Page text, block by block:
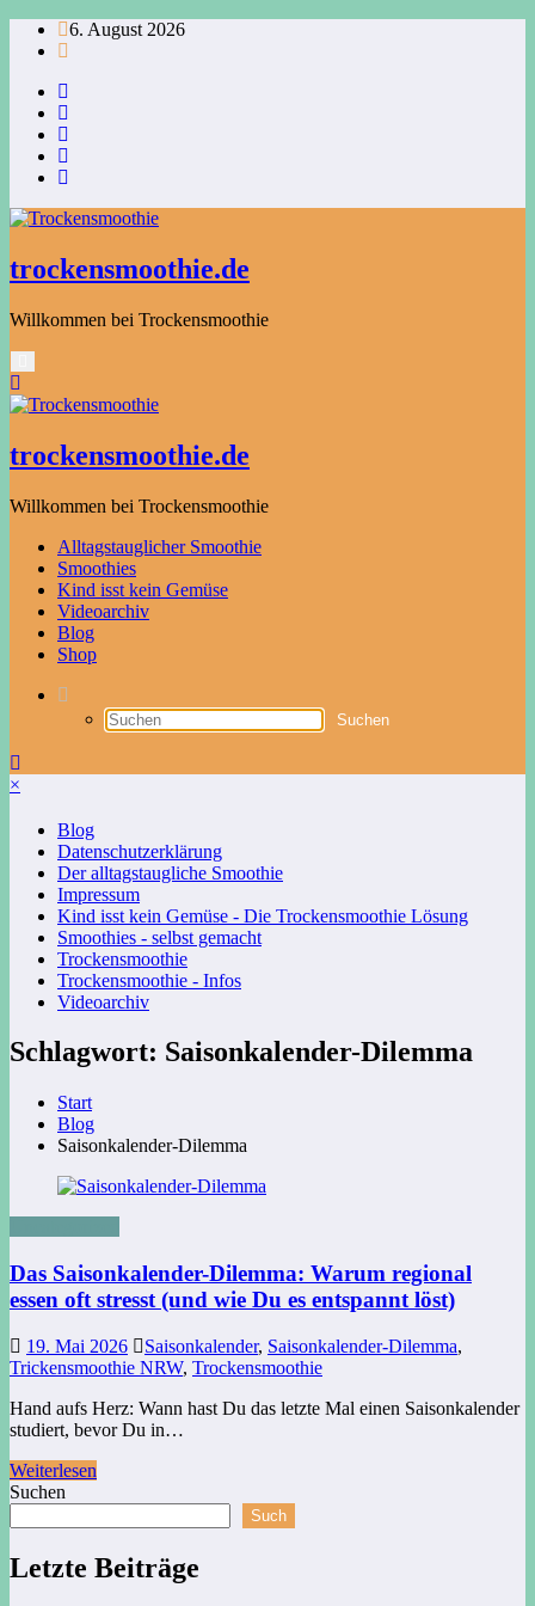
Zum
Inhalt
6. August 2026
trockensmoothie.de
Willkommen bei Trockensmoothie
trockensmoothie.de
Willkommen bei Trockensmoothie
Alltagstauglicher Smoothie
Smoothies
Kind isst kein Gemüse
Videoarchiv
Blog
Shop
×
Blog
Datenschutzerklärung
Der alltagstaugliche Smoothie
Impressum
Kind isst kein Gemüse - Die Trockensmoothie Lösung
Smoothies - selbst gemacht
Trockensmoothie
Trockensmoothie - Infos
Videoarchiv
Schlagwort: Saisonkalender-Dilemma
Start
Blog
Saisonkalender-Dilemma
Das Saisonkalender-Dilemma: Warum regional
essen oft stresst (und wie Du es entspannt löst)
19. Mai 2026 Saisonkalender, Saisonkalender-Dilemma,
Trickensmoothie NRW, Trockensmoothie
Hand aufs Herz: Wann hast Du das letzte Mal einen Saisonkalender
studiert, bevor Du in…
Weiterlesen
Suchen
Such
Letzte Beiträge